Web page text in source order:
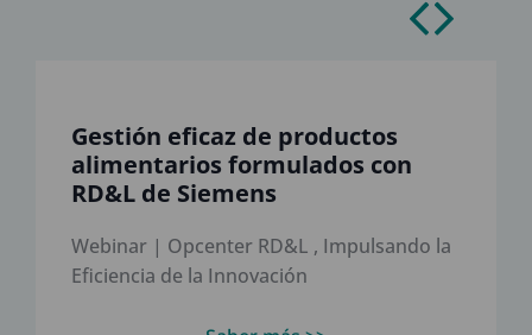
Gestión eficaz de productos
alimentarios formulados con
RD&L de Siemens
Webinar | Opcenter RD&L , Impulsando la
Eficiencia de la Innovación